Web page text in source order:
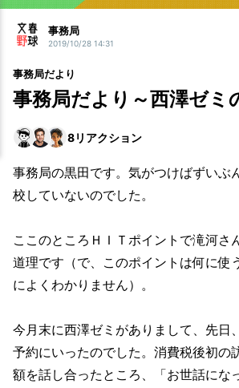
事務局
2019/10/28 14:31
事務局だより
事務局だより～西澤ゼミ
8リアクション
事務局の黒田です。 気がつけばずいぶ
校していないのでした。
ここのところＨＩＴポイントで滝河さ
道理です（で、このポイントは何に使
によくわかりません）。
今月末に西澤ゼミがありまして、先日
予約にいったのでした。消費税後初の
額を話し合ったところ、「お世話にな